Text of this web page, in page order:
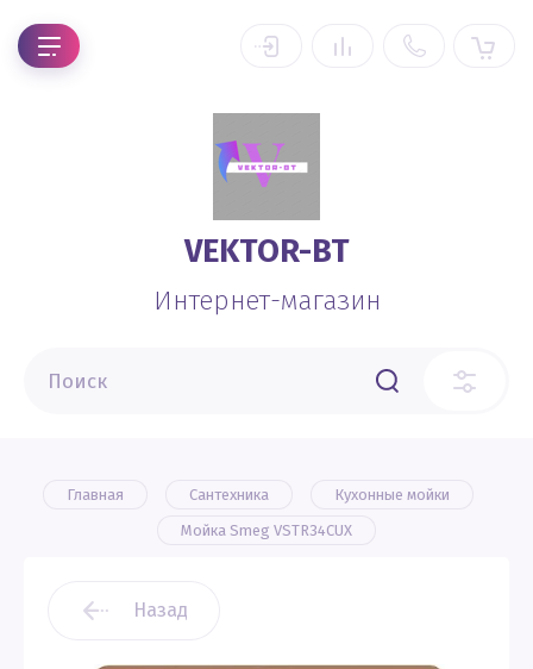
VEKTOR-BT
Интернет-магазин
Главная Сантехника
Кухонные мойки
Мойка Smeg VSTR34CUX
Назад